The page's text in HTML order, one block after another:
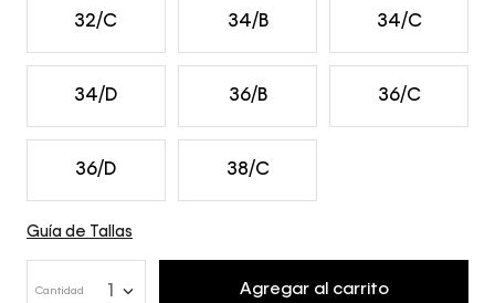
32/C 34/B 34/C
34/D 36/B 36/C
36/D 38/C
Guía de Tallas
Cantidad 1 Agregar al carrito